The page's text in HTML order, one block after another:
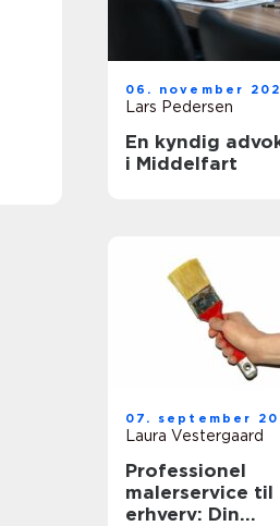
06. november
Lars Pedersen
En kyndig
i Middelfart
07. september
Laura Vestergaard
Professionel
malerservice til
erhverv: Din